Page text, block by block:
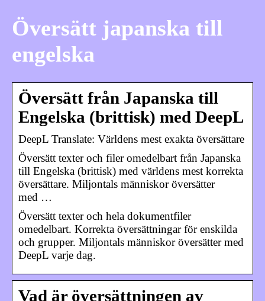
Översätt japanska till
engelska
Översätt från Japanska till
Engelska (brittisk) med DeepL
DeepL Translate: Världens mest exakta översättare
Översätt texter och filer omedelbart från Japanska
till Engelska (brittisk) med världens mest korrekta
översättare. Miljontals människor översätter
med …
Översätt texter och hela dokumentfiler
omedelbart. Korrekta översättningar för enskilda
och grupper. Miljontals människor översätter med
DeepL varje dag.
Vad är översättningen av